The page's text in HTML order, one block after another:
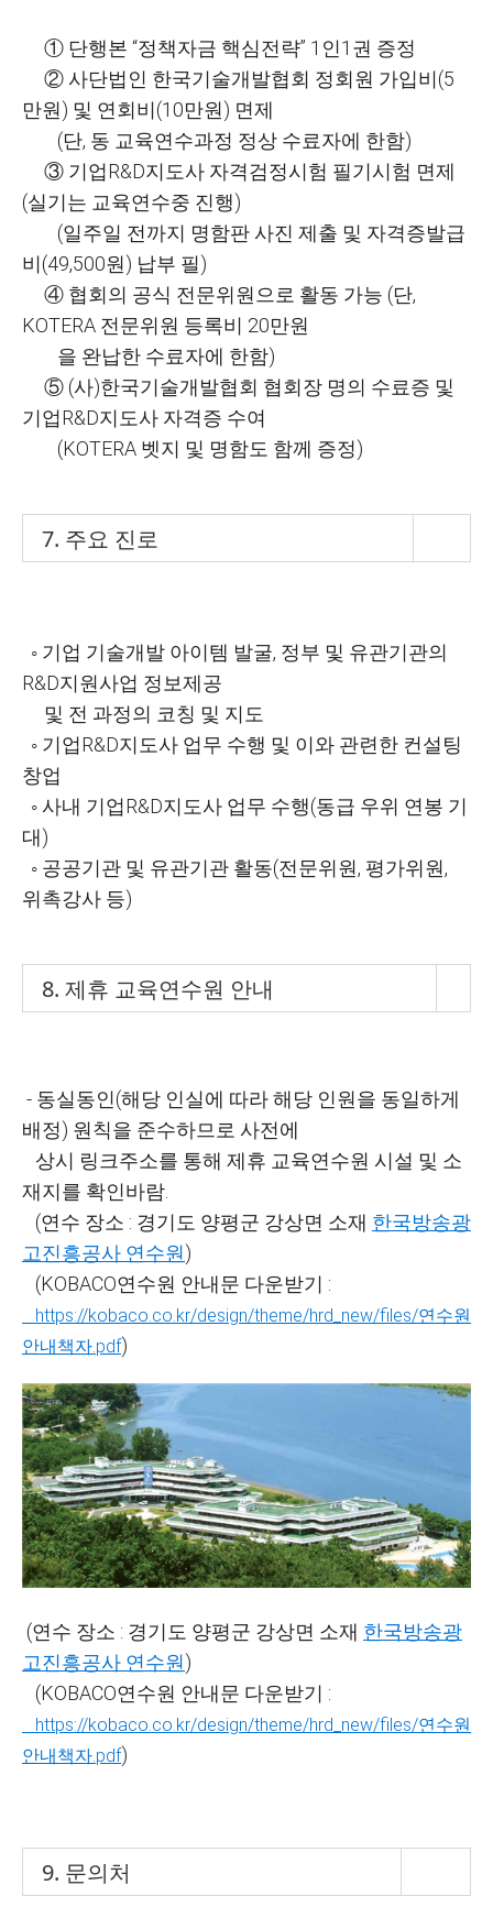
① 단행본 “정책자금 핵심전략” 1인1권 증정
② 사단법인 한국기술개발협회 정회원 가입비(5
만원) 및 연회비(10만원) 면제
(단, 동 교육연수과정 정상 수료자에 한함)
③ 기업R&D지도사 자격검정시험 필기시험 면제
(실기는 교육연수중 진행)
(일주일 전까지 명함판 사진 제출 및 자격증발급
비(49,500원) 납부 필)
④ 협회의 공식 전문위원으로 활동 가능 (단,
KOTERA 전문위원 등록비 20만원
을 완납한 수료자에 한함)
⑤ (사)한국기술개발협회 협회장 명의 수료증 및
기업R&D지도사 자격증 수여
(KOTERA 벳지 및 명함도 함께 증정)
7. 주요 진로
◦ 기업 기술개발 아이템 발굴, 정부 및 유관기관의
R&D지원사업 정보제공
및 전 과정의 코칭 및 지도
◦ 기업R&D지도사 업무 수행 및 이와 관련한 컨설팅
창업
◦ 사내 기업R&D지도사 업무 수행(동급 우위 연봉 기
대)
◦ 공공기관 및 유관기관 활동(전문위원, 평가위원,
위촉강사 등)
8. 제휴 교육연수원 안내
- 동실동인(해당 인실에 따라 해당 인원을 동일하게
배정) 원칙을 준수하므로 사전에
상시 링크주소를 통해 제휴 교육연수원 시설 및 소
재지를 확인바람.
(연수 장소 : 경기도 양평군 강상면 소재 한국방송광
고진흥공사 연수원)
(KOBACO연수원 안내문 다운받기 :
https://kobaco.co.kr/design/theme/hrd_new/files/연수원
안내책자.pdf)
(연수 장소 : 경기도 양평군 강상면 소재 한국방송광
고진흥공사 연수원)
(KOBACO연수원 안내문 다운받기 :
https://kobaco.co.kr/design/theme/hrd_new/files/연수원
안내책자.pdf)
9. 문의처